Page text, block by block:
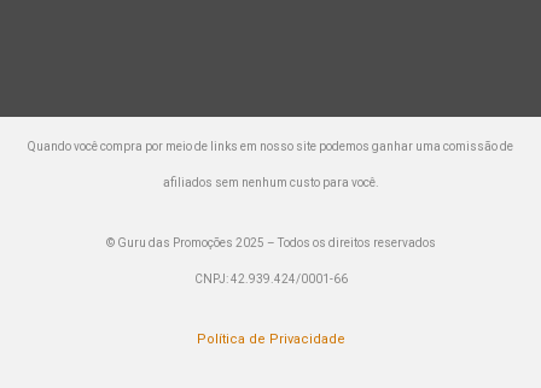
Quando você compra por meio de links em nosso site podemos ganhar uma comissão de
afiliados sem nenhum custo para você.
© Guru das Promoções 2025 – Todos os direitos reservados
CNPJ: 42.939.424/0001-66
Política de Privacidade